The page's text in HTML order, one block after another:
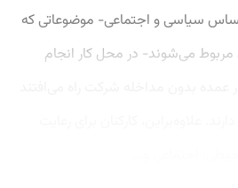
سیاسی و اجتماعی- موضوعاتی که
می‌شوند- در محل کار انجام